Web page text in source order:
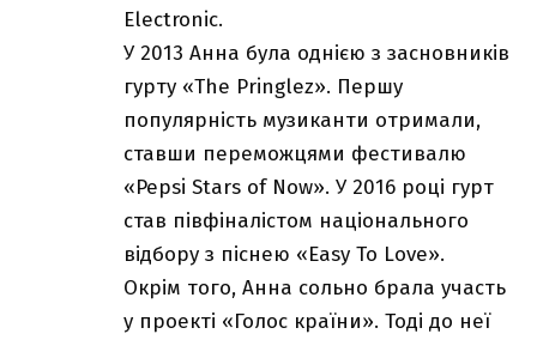
Electronic.
У 2013 Анна була однією з засновників
гурту «The Pringlez». Першу
популярність музиканти отримали,
ставши переможцями фестивалю
«Pepsi Stars of Now». У 2016 році гурт
став півфіналістом національного
відбору з піснею «Easy To Love».
Окрім того, Анна сольно брала участь
у проекті «Голос країни». Тоді до неї